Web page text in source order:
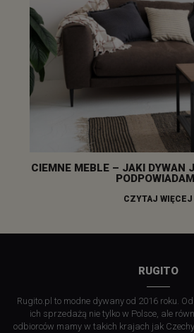
CIEMNE MEBLE – JAKI DYWAN
CZYTAJ WIĘCEJ
RUGITO
Rugito.pl to modne dywany od 2016 roku.
ich sprzedażą nie tylko w Polsce, ale
odbiorców mamy w takich krajach jak